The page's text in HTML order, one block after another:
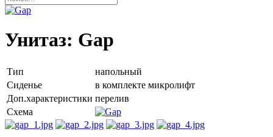
Унитаз: Gap
Тип
напольный
Сиденье
в комплекте микролифт
Доп.характеристики перелив
Схема